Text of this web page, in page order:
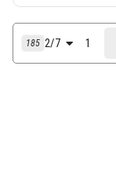
185 2/7 1